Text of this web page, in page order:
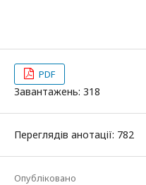
PDF
Завантажень: 318
Переглядів анотації: 782
Опубліковано